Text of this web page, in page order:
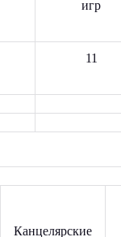
игр
11
Канцелярские